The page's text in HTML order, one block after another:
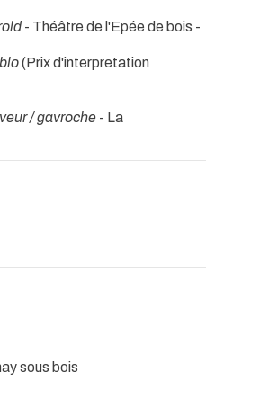
- Théâtre de l'Epée de bois -
(Prix d'interpretation
/ gavroche - La
sous bois